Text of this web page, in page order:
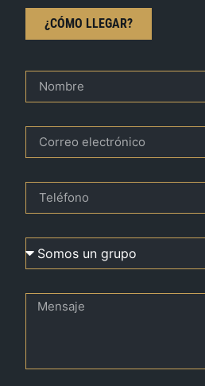
¿CÓMO LLEGAR?